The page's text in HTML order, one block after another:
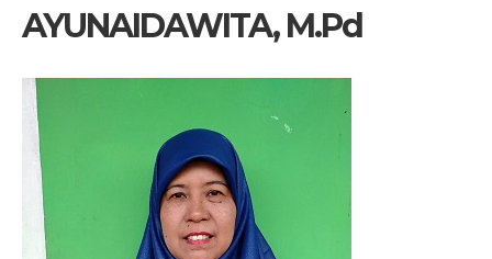
AYUNAIDAWITA, M.Pd